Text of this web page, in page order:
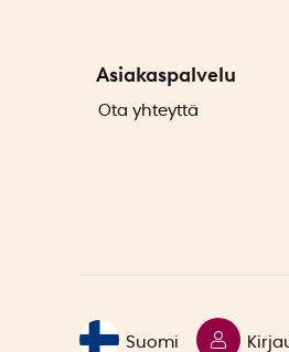
Asiakaspalvelu
Ota yhteyttä
Suomi